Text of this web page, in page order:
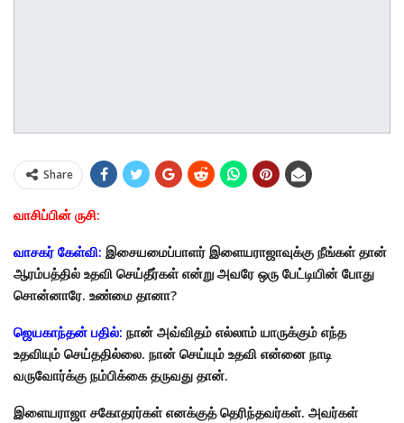
Share
வாசிப்பின் ருசி:
வாசகர் கேள்வி: இசையமைப்பாளர் இளையராஜாவுக்கு நீங்கள் தான்
ஆரம்பத்தில் உதவி செய்தீர்கள் என்று அவரே ஒரு பேட்டியின் போது
சொன்னாரே. உண்மை தானா?
ஜெயகாந்தன் பதில்: நான் அவ்விதம் எல்லாம் யாருக்கும் எந்த
உதவியும் செய்ததில்லை. நான் செய்யும் உதவி என்னை நாடி
வருவோர்க்கு நம்பிக்கை தருவது தான்.
இளையராஜா சகோதரர்கள் எனக்குத் தெரிந்தவர்கள். அவர்கள்